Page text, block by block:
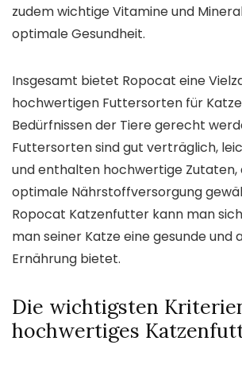
zudem wichtige Vitamine und
optimale Gesundheit.
Insgesamt bietet Ropocat eine
hochwertigen Futtersorten für
Bedürfnissen der Tiere gerecht
Futtersorten sind gut verträglich,
und enthalten hochwertige Zutaten,
optimale Nährstoffversorgung
Ropocat Katzenfutter kann man
man seiner Katze eine gesunde und
Ernährung bietet.
Die wichtigsten
hochwertiges